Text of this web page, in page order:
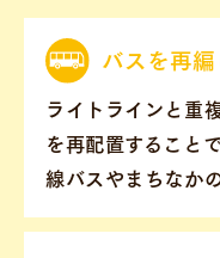
バスを再編
ライトラインと重
を再配置すること
線バスやまちなか